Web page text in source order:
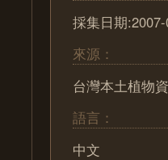
採集日期
來源：
台灣本土植物
語言：
中文